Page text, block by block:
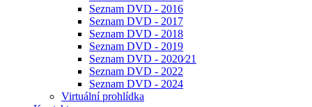
Seznam DVD - 2016
Seznam DVD - 2017
Seznam DVD - 2018
Seznam DVD - 2019
Seznam DVD - 2020⁄21
Seznam DVD - 2022
Seznam DVD - 2024
Virtuální prohlídka